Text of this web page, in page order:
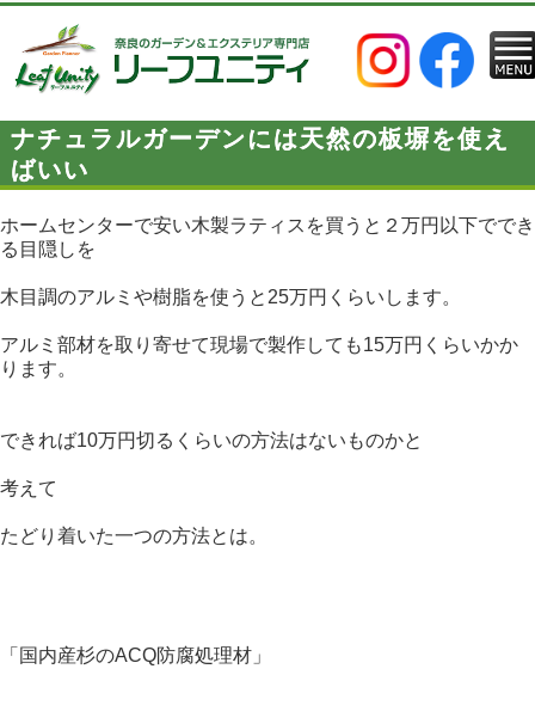
ナチュラルガーデンには天然の板塀を使え
ばいい
ホームセンターで安い木製ラティスを買うと２万円以下ででき
る目隠しを
木目調のアルミや樹脂を使うと25万円くらいします。
アルミ部材を取り寄せて現場で製作しても15万円くらいかか
ります。
できれば10万円切るくらいの方法はないものかと
考えて
たどり着いた一つの方法とは。
「国内産杉のACQ防腐処理材」